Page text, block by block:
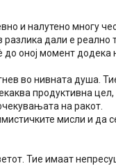
и налутено многу
разлика дали е реално
до оној момент додека
во нивната душа.
продуктивна цел,
на ракот.
мисли и да
Тие имаат